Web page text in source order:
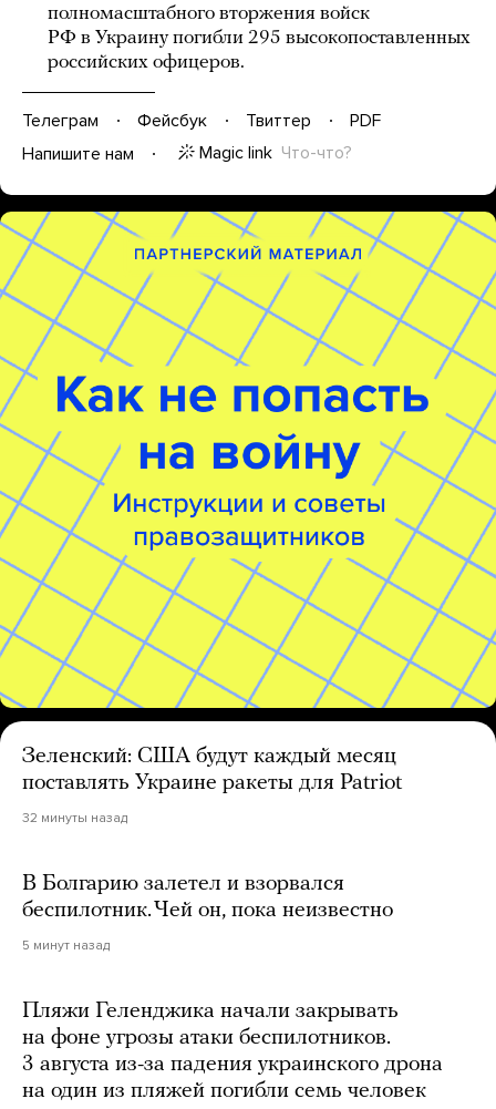
полномасштабного вторжения войск
РФ в Украину погибли 295 высокопоставленных
российских офицеров.
Телеграм Фейсбук Твиттер
PDF
Напишите нам
Magic link Что-что?
Зеленский: США будут каждый месяц
поставлять Украине ракеты для Patriot
32 минуты назад
В Болгарию залетел и взорвался
беспилотник. Чей он, пока неизвестно
5 минут назад
Пляжи Геленджика начали закрывать
на фоне угрозы атаки беспилотников.
3 августа из-за падения украинского дрона
на один из пляжей погибли семь человек